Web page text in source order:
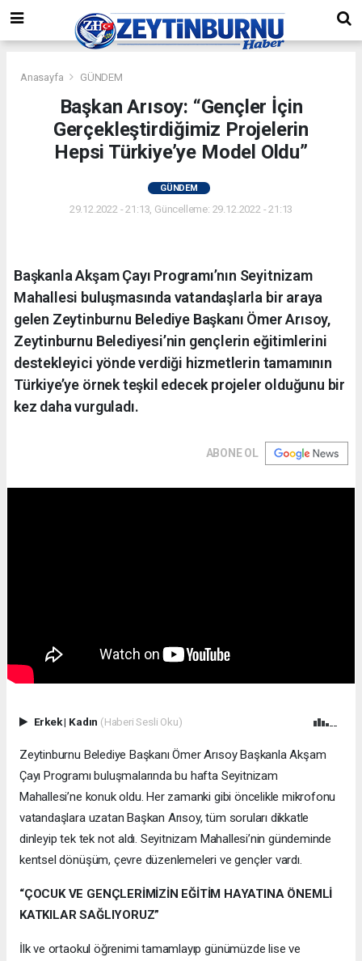
Anasayfa GÜNDEM
Başkan Arısoy: “Gençler İçin
Gerçekleştirdiğimiz Projelerin
Hepsi Türkiye’ye Model Oldu”
GÜNDEM
29.12.2022 - 21:13, Güncelleme: 29.12.2022 - 21:13
Başkanla Akşam Çayı Programı’nın Seyitnizam
Mahallesi buluşmasında vatandaşlarla bir araya
gelen Zeytinburnu Belediye Başkanı Ömer Arısoy,
Zeytinburnu Belediyesi’nin gençlerin eğitimlerini
destekleyici yönde verdiği hizmetlerin tamamının
Türkiye’ye örnek teşkil edecek projeler olduğunu bir
kez daha vurguladı.
ABONE OL
Erkek| Kadın (Haberi Sesli Oku)
Zeytinburnu Belediye Başkanı Ömer Arısoy Başkanla Akşam
Çayı Programı buluşmalarında bu hafta Seyitnizam
Mahallesi’ne konuk oldu. Her zamanki gibi öncelikle mikrofonu
vatandaşlara uzatan Başkan Arısoy, tüm soruları dikkatle
dinleyip tek tek not aldı. Seyitnizam Mahallesi’nin gündeminde
kentsel dönüşüm, çevre düzenlemeleri ve gençler vardı.
“ÇOCUK VE GENÇLERİMİZİN EĞİTİM HAYATINA ÖNEMLİ
KATKILAR SAĞLIYORUZ”
İlk ve ortaokul öğrenimi tamamlayıp günümüzde lise ve